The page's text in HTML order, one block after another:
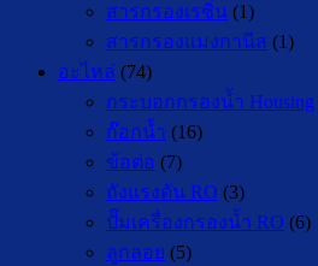
สารกรองเรซิ่น (1)
สารกรองแมงกานีส (1)
อะไหล่ (74)
กระบอกกรองน้ำ Housing
ก๊อกน้ำ (16)
ข้อต่อ (7)
ถังแรงดัน RO (3)
ปั๊มเครื่องกรองน้ำ RO (6)
ลูกลอย (5)